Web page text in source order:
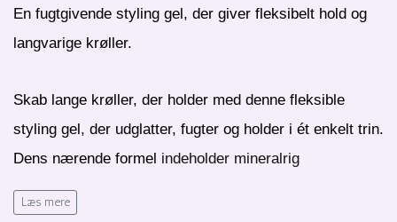
En fugtgivende styling gel, der giver fleksibelt hold og
langvarige krøller.
Skab lange krøller, der holder med denne fleksible
styling gel, der udglatter, fugter og holder i ét enkelt trin.
Dens nærende formel indeholder mineralrig
bambusekstrakt, der giver et modstandsdygtigt, men
smidigt hold, opbygger stil hukommelse og beskytter
Læs mere